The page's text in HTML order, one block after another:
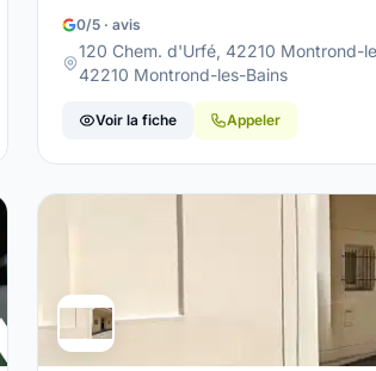
mental /Coach en développement
Montrond-les-Bains
0/5 · avis
120 Chem. d'Urfé, 42210 Montrond-
42210 Montrond-les-Bains
Voir la fiche Appeler